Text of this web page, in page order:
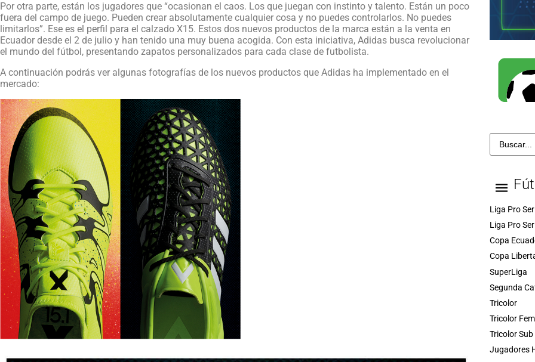
Por otra parte, están los jugadores que “ocasionan el caos. Los que juegan con instinto y talento. Están un poco
fuera del campo de juego. Pueden crear absolutamente cualquier cosa y no puedes controlarlos. No puedes
limitarlos”. Ese es el perfil para el calzado X15. Estos dos nuevos productos de la marca están a la venta en
Ecuador desde el 2 de julio y han tenido una muy buena acogida. Con esta iniciativa, Adidas busca revolucionar
el mundo del fútbol, presentando zapatos personalizados para cada clase de futbolista.
A continuación podrás ver algunas fotografías de los nuevos productos que Adidas ha implementado en el
mercado:
Liga Pro
Liga Pro
Copa
Copa
SuperLiga
Segunda
Tricolor
Tricolor
Tricolor Sub
Jugadores